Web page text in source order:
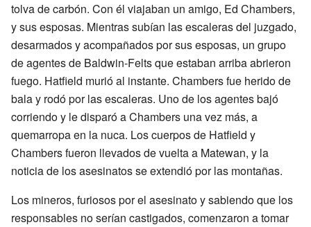
tolva de carbón. Con él viajaban un amigo, Ed Chambers,
y sus esposas. Mientras subían las escaleras del juzgado,
desarmados y acompañados por sus esposas, un grupo
de agentes de Baldwin-Felts que estaban arriba abrieron
fuego. Hatfield murió al instante. Chambers fue herido de
bala y rodó por las escaleras. Uno de los agentes bajó
corriendo y le disparó a Chambers una vez más, a
quemarropa en la nuca. Los cuerpos de Hatfield y
Chambers fueron llevados de vuelta a Matewan, y la
noticia de los asesinatos se extendió por las montañas.
Los mineros, furiosos por el asesinato y sabiendo que los
responsables no serían castigados, comenzaron a tomar